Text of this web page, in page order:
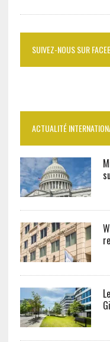
SUIVEZ-NOUS SUR
ACTUALITÉ